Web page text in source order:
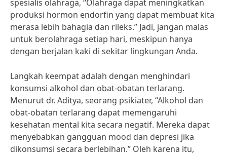
spesialis olahraga, “Olahraga dapat meningkatkan
produksi hormon endorfin yang dapat membuat kita
merasa lebih bahagia dan rileks.” Jadi, jangan malas
untuk berolahraga setiap hari, meskipun hanya
dengan berjalan kaki di sekitar lingkungan Anda.
Langkah keempat adalah dengan menghindari
konsumsi alkohol dan obat-obatan terlarang.
Menurut dr. Aditya, seorang psikiater, “Alkohol dan
obat-obatan terlarang dapat memengaruhi
kesehatan mental kita secara negatif. Mereka dapat
menyebabkan gangguan mood dan depresi jika
dikonsumsi secara berlebihan.” Oleh karena itu,